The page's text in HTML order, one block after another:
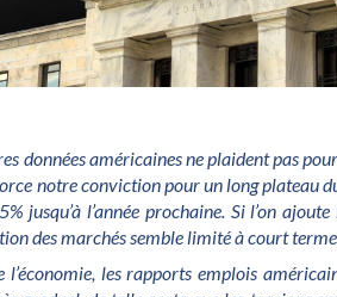
données américaines ne plaident pas
notre conviction pour un long plateau
jusqu’à l’année prochaine. Si l’on
des marchés semble limité à court
l’économie, les rapports emplois